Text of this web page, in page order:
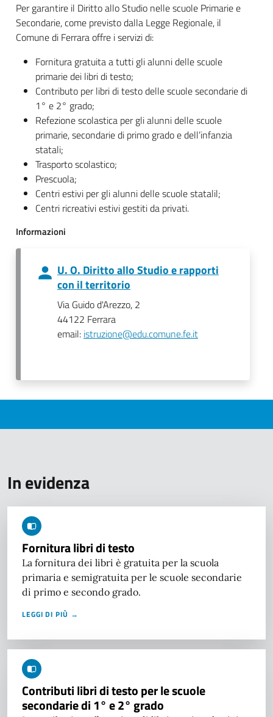
Per garantire il Diritto allo Studio nelle scuole Primarie e
Secondarie, come previsto dalla Legge Regionale, il
Comune di Ferrara offre i servizi di:
Fornitura gratuita a tutti gli alunni delle scuole
primarie dei libri di testo;
Contributo per libri di testo delle scuole secondarie di
1° e 2° grado;
Refezione scolastica per gli alunni delle scuole
primarie, secondarie di primo grado e dell’infanzia
statali;
Trasporto scolastico;
Prescuola;
Centri estivi per gli alunni delle scuole statalil;
Centri ricreativi estivi gestiti da privati.
Informazioni
U. O. Diritto allo Studio e rapporti
con il territorio
Via Guido d'Arezzo, 2
44122 Ferrara
email: istruzione@edu.comune.fe.it
In evidenza
Fornitura libri di testo
La fornitura dei libri è gratuita per la scuola
primaria e semigratuita per le scuole secondarie
di primo e secondo grado.
LEGGI DI PIÙ →
Contributi libri di testo per le scuole
secondarie di 1° e 2° grado